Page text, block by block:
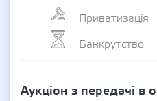
Приватизація
Банкрутство
Аукціон з передачі в